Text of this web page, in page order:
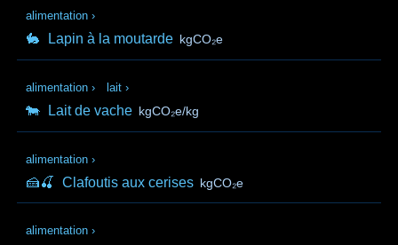
alimentation ›
🐇 Lapin à la moutarde kgCO₂e
alimentation › lait ›
🐄 Lait de vache kgCO₂e/kg
alimentation ›
🍰🍒 Clafoutis aux cerises kgCO₂e
alimentation ›